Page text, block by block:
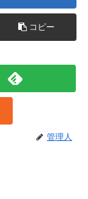
コピー
管理人